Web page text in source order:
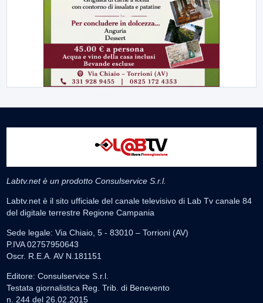
Labtv.net è un prodotto Consulservice S.r.l.
Labtv.net è il sito ufficiale del canale televisivo di Lab Tv canale 84
del digitale terrestre Regione Campania
Sede legale: Via Chiaio, 5 - 83010 – Torrioni (AV)
P.IVA 02757950643
Oscr. R.E.A. AV N.181151
Editore: Consulservice S.r.l.
Testata giornalistica Reg. Trib. di Benevento
n. 244 del 26.02.2015